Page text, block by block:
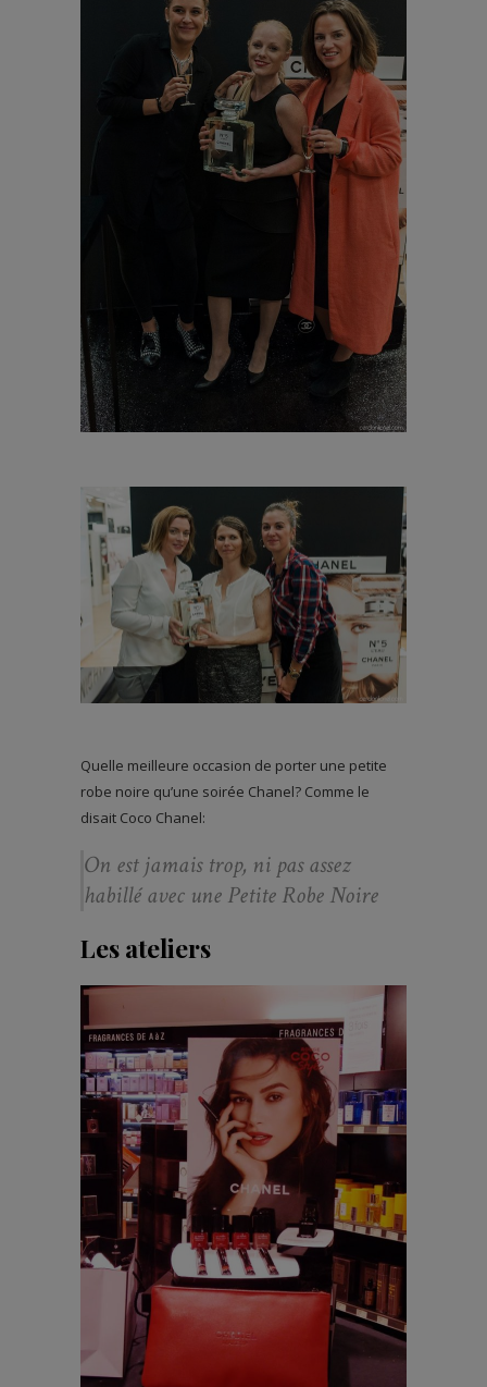
Quelle meilleure occasion de porter une petite
robe noire qu’une soirée Chanel? Comme le
disait Coco Chanel:
On est jamais trop, ni pas assez
habillé avec une Petite Robe Noire
Les ateliers